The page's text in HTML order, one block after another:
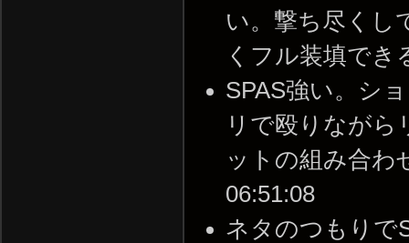
い。撃ち尽くし
くフル装填でき
SPAS強い。シ
リで殴りなが
ットの組み合わ
06:51:08
ネタのつもりで